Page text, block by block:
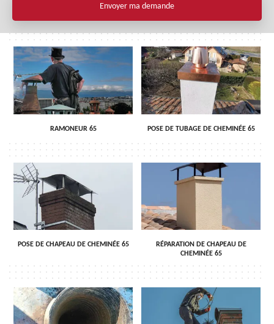
RAMONEUR 65 POSE DE TUBAGE DE CHEMINÉE 65
POSE DE CHAPEAU DE CHEMINÉE 65
RÉPARATION DE CHAPEAU DE
CHEMINÉE 65